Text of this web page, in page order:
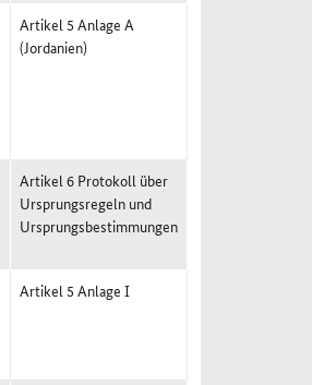
Artikel 5 Anlage A
(Jordanien)
Artikel 6 Protokoll über
Ursprungsregeln und
Ursprungsbestimmungen
Artikel 5 Anlage I